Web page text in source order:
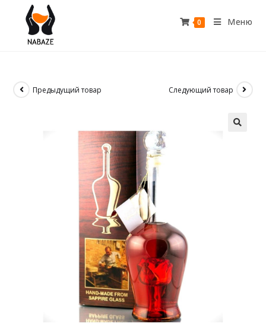
0 Меню
Предыдущий товар Следующий товар